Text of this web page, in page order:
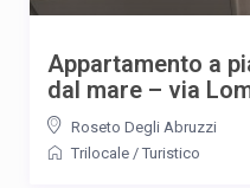
Appartamento a
dal mare – via
Roseto Degli Abruzzi
Trilocale / Turistico